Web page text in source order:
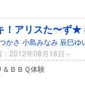
！アリスた〜ず★
かさ 小島みなみ 辰巳ゆ
2012年08月18日～
ＢＢＱ体験